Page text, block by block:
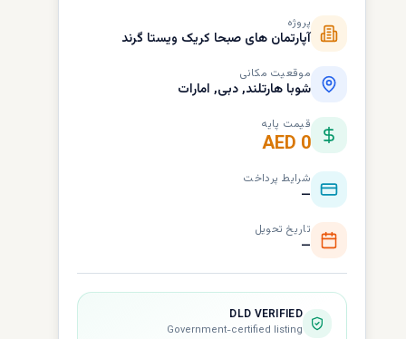
پروژه
آپارتمان های صبحا کریک ویستا گرند
موقعیت مکانی
شوبا هارتلند, دبی, امارات
قیمت پایه
AED 0
شرایط پرداخت
—
تاریخ تحویل
—
DLD VERIFIED
Government-certified listing